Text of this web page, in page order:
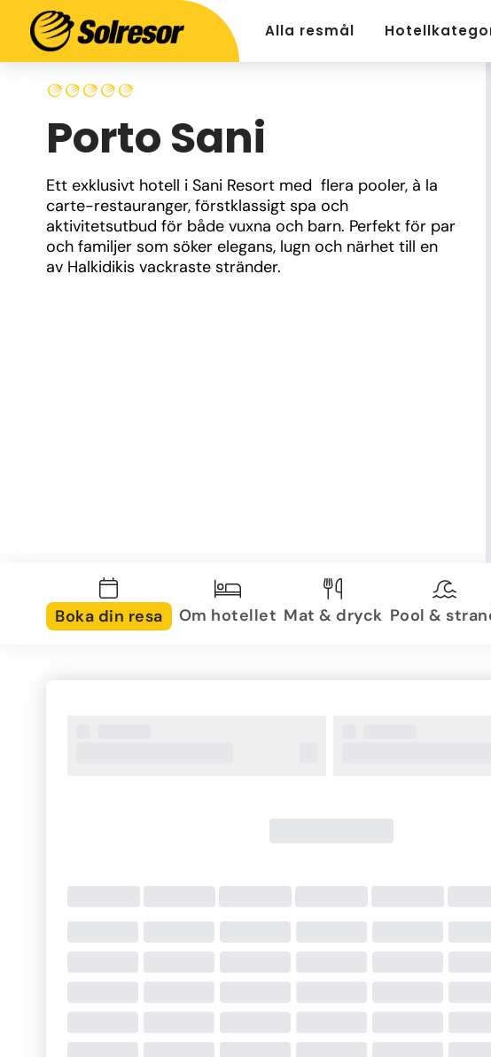
Alla resmål
Porto Sani
Ett exklusivt hotell i Sani Resort med  flera pooler, à la
carte-restauranger, förstklassigt spa och
aktivitetsutbud för både vuxna och barn. Perfekt för par
och familjer som söker elegans, lugn och närhet till en
av Halkidikis vackraste stränder.
Boka din resa Om hotellet Mat & dryck Pool &